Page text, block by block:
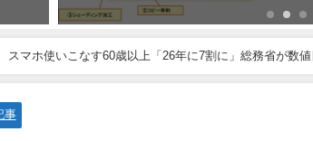
スマホ使いこなす60歳以上「26年に7割に」総務省が数
事